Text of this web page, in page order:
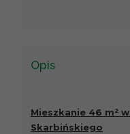
Opis
Mieszkanie 46 m²
Skarbińskiego